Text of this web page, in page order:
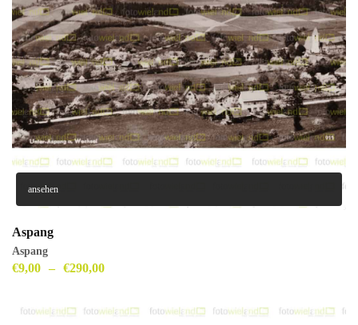
ansehen
Aspang
Aspang
€9,00 – €290,00